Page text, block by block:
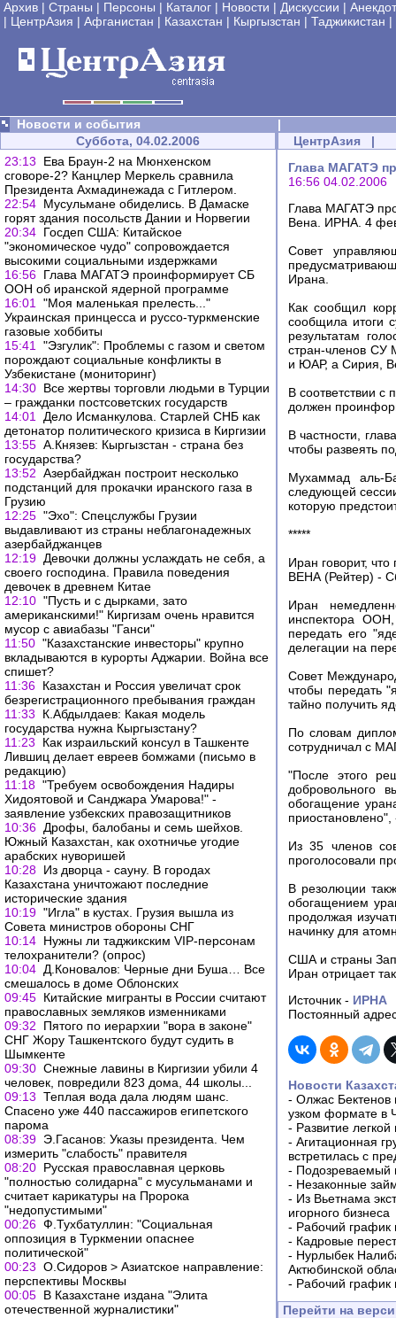
Архив | Страны | Персоны | Каталог | Новости | Дискуссии |
| ЦентрАзия | Афганистан | Казахстан | Кыргызстан | Таджикистан |
Новости и события
|
Суббота, 04.02.2006
23:13
Ева Браун-2 на Мюнхенском
сговоре-2? Канцлер Меркель сравнила
Президента Ахмадинежада с Гитлером.
22:54 Мусульмане обиделись. В Дамаске
горят здания посольств Дании и Норвегии
20:34 Госдеп США: Китайское
"экономическое чудо" сопровождается
высокими социальными издержками
16:56 Глава МАГАТЭ проинформирует СБ
ООН об иранской ядерной программе
16:01
"Моя маленькая прелесть..."
Украинская принцесса и руссо-туркменские
газовые хоббиты
15:41
"Эзгулик": Проблемы с газом и светом
порождают социальные конфликты в
Узбекистане (мониторинг)
14:30 Все жертвы торговли людьми в Турции
– гражданки постсоветских государств
14:01
Дело Исманкулова. Старлей СНБ как
детонатор политического кризиса в Киргизии
13:55 А.Князев: Кыргызстан - страна без
государства?
13:52 Азербайджан построит несколько
подстанций для прокачки иранского газа в
Грузию
12:25 "Эхо": Спецслужбы Грузии
выдавливают из страны неблагонадежных
азербайджанцев
12:19 Девочки должны услаждать не себя, а
своего господина. Правила поведения
девочек в древнем Китае
12:10 "Пусть и с дырками, зато
американскими!" Киргизам очень нравится
мусор с авиабазы "Ганси"
11:50 "Казахстанские инвесторы" крупно
вкладываются в курорты Аджарии. Война все
спишет?
11:36 Казахстан и Россия увеличат срок
безрегистрационного пребывания граждан
11:33
К.Абдылдаев: Какая модель
государства нужна Кыргызстану?
11:23
Как израильский консул в Ташкенте
Лившиц делает евреев бомжами (письмо в
редакцию)
11:18 "Требуем освобождения Надиры
Хидоятовой и Санджара Умарова!" -
заявление узбекских правозащитников
10:36 Дрофы, балобаны и семь шейхов.
Южный Казахстан, как охотничье угодие
арабских нуворишей
10:28 Из дворца - сауну. В городах
Казахстана уничтожают последние
исторические здания
10:19 "Игла" в кустах. Грузия вышла из
Совета министров обороны СНГ
10:14 Нужны ли таджикским VIP-персонам
телохранители? (опрос)
10:04 Д.Коновалов: Черные дни Буша… Все
смешалось в доме Облонских
09:45 Китайские мигранты в России считают
православных земляков изменниками
09:32
Пятого по иерархии "вора в законе"
СНГ Жору Ташкентского будут судить в
Шымкенте
09:30 Снежные лавины в Киргизии убили 4
человек, повредили 823 дома, 44 школы...
09:13 Теплая вода дала людям шанс.
Спасено уже 440 пассажиров египетского
парома
08:39 Э.Гасанов: Указы президента. Чем
измерить "слабость" правителя
08:20 Русская православная церковь
"полностью солидарна" с мусульманами и
считает карикатуры на Пророка
"недопустимыми"
00:26 Ф.Тухбатуллин: "Социальная
оппозиция в Туркмении опаснее
политической"
00:23 О.Сидоров > Азиатское направление:
перспективы Москвы
00:05 В Казахстане издана "Элита
отечественной журналистики"
ЦентрАзия |
Глава МАГАТЭ
16:56 04.02.2006
Глава МАГАТЭ
Вена. ИРНА. 4
Совет
Ирана.
Как сообщил
сообщила итоги
результатам
стран-членов СУ
и ЮАР, а Сирия,
В соответствии
должен
В частности,
чтобы развеять
Мухаммад аль-
следующей
которую
*****
Иpaн говорит,
ВЕНА (Рейтер) -
Иран
инспектора
передать его
делегации на
Совет
чтобы передать
тайно получить
По словам
сотрудничал с
"После этого
добровольного
обогащение
Из 35 членов
проголосовали
В резолюции
обогащением
продолжая
начинку для
США и страны
Иран отрицает
Источник - ИРНА
Постоянный
Новости
- Олжас Бектенов
узком формате в
- Развитие
- Агитационная
встретилась с
- Подозреваемый
- Незаконные
- Из Вьетнама
игорного бизнеса
- Рабочий график
- Кадровые
- Нурлыбек
Актюбинской
- Рабочий график
Перейти на